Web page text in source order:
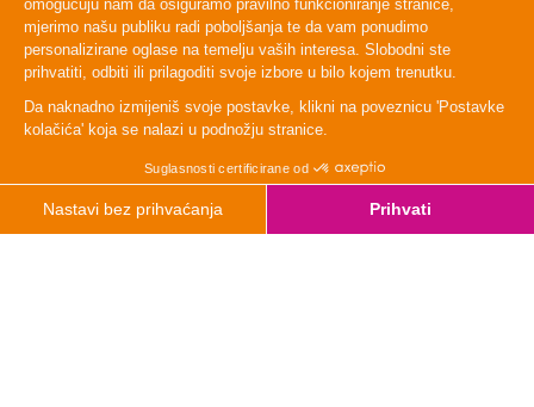
+385 52 219 671
info@aquacolors.eu
MENU